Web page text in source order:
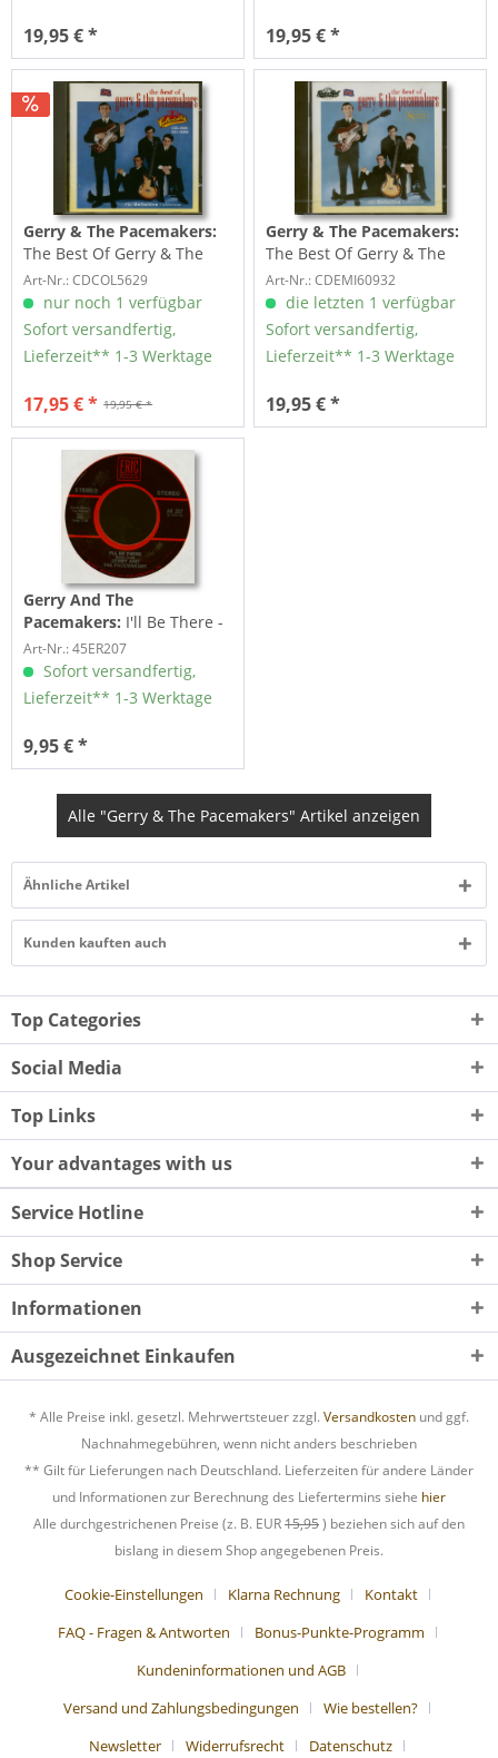
19,95 € * 19,95 € *
Gerry & The Pacemakers:
The Best Of Gerry & The
Pacemakers - The...
Art-Nr.: CDCOL5629
nur noch 1 verfügbar
Sofort versandfertig,
Lieferzeit** 1-3 Werktage
19,95 € *
17,95 € *
Gerry & The Pacemakers:
The Best Of Gerry & The
Pacemakers - The...
Art-Nr.: CDEMI60932
die letzten 1 verfügbar
Sofort versandfertig,
Lieferzeit** 1-3 Werktage
19,95 € *
Gerry And The
Pacemakers: I'll Be There -
How Do You Do It (7inch,
45rpm)
Art-Nr.: 45ER207
Sofort versandfertig,
Lieferzeit** 1-3 Werktage
9,95 € *
Alle "Gerry & The Pacemakers" Artikel anzeigen
Ähnliche Artikel
Kunden kauften auch
Top Categories
Social Media
Top Links
Your advantages with us
Service Hotline
Shop Service
Informationen
Ausgezeichnet Einkaufen
* Alle Preise inkl. gesetzl. Mehrwertsteuer zzgl. Versandkosten und ggf.
Nachnahmegebühren, wenn nicht anders beschrieben
** Gilt für Lieferungen nach Deutschland. Lieferzeiten für andere Länder
und Informationen zur Berechnung des Liefertermins siehe hier
Alle durchgestrichenen Preise (z. B. EUR15,95) beziehen sich auf den
bislang in diesem Shop angegebenen Preis.
Cookie-Einstellungen Klarna Rechnung
Kontakt
FAQ - Fragen & Antworten
Bonus-Punkte-Programm
Kundeninformationen und AGB
Versand und Zahlungsbedingungen
Wie bestellen?
Newsletter
Widerrufsrecht Datenschutz